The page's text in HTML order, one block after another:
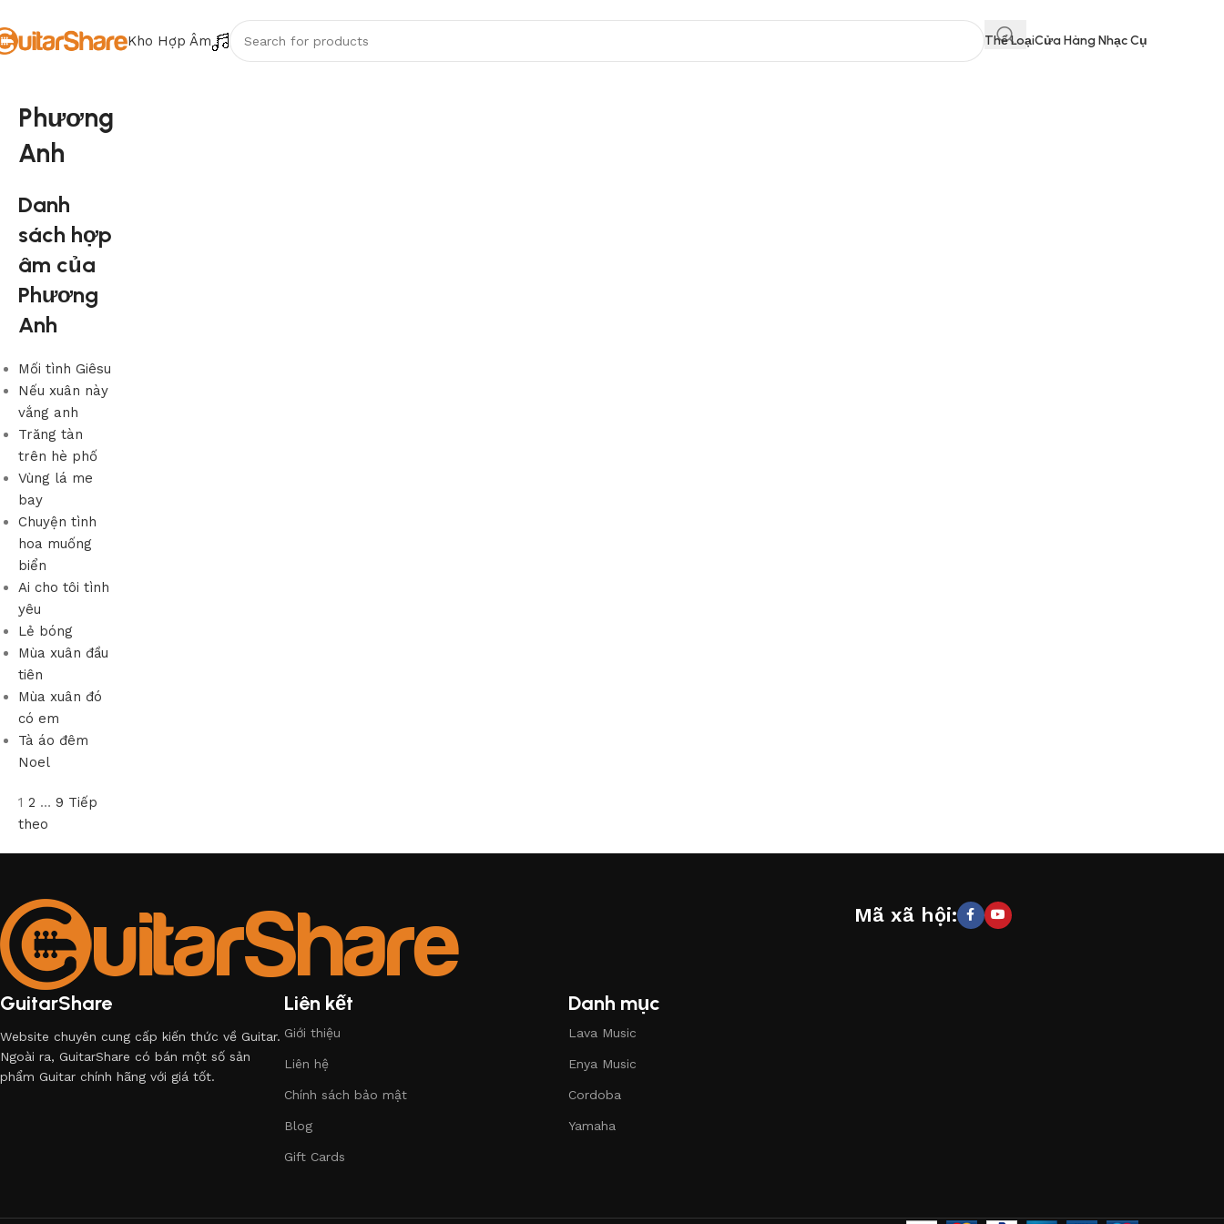
Kho Hợp Âm Thể LoạiCửa Hàng Nhạc Cụ
Phương
Anh
Danh
sách hợp
âm của
Phương
Anh
Mối tình Giêsu
Nếu xuân này
vắng anh
Trăng tàn
trên hè phố
Vùng lá me
bay
Chuyện tình
hoa muống
biển
Ai cho tôi tình
yêu
Lẻ bóng
Mùa xuân đầu
tiên
Mùa xuân đó
có em
Tà áo đêm
Noel
1 2 … 9 Tiếp
theo
GuitarShare
Website chuyên cung cấp kiến thức về Guitar.
Ngoài ra, GuitarShare có bán một số sản
phẩm Guitar chính hãng với giá tốt.
Liên kết
Giới thiệu
Liên hệ
Chính sách bảo mật
Blog
Gift Cards
Danh mục
Lava Music
Enya Music
Cordoba
Yamaha
Mã xã hội: